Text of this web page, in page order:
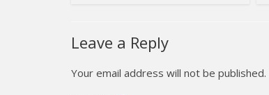
Leave a Reply
Your email address will not be published.